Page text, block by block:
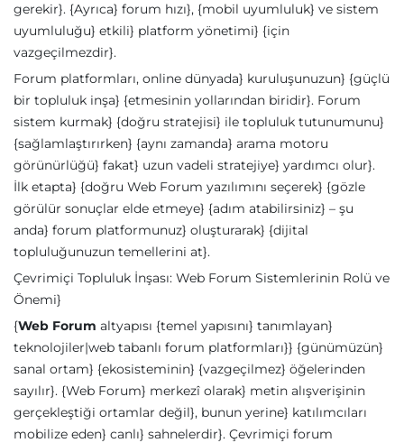
gerekir}. {Ayrıca} forum hızı}, {mobil uyumluluk} ve sistem
uyumluluğu} etkili} platform yönetimi} {için
vazgeçilmezdir}.
Forum platformları, online dünyada} kuruluşunuzun} {güçlü
bir topluluk inşa} {etmesinin yollarından biridir}. Forum
sistem kurmak} {doğru stratejisi} ile topluluk tutunumunu}
{sağlamlaştırırken} {aynı zamanda} arama motoru
görünürlüğü} fakat} uzun vadeli stratejiye} yardımcı olur}.
İlk etapta} {doğru Web Forum yazılımını seçerek} {gözle
görülür sonuçlar elde etmeye} {adım atabilirsiniz} – şu
anda} forum platformunuz} oluşturarak} {dijital
topluluğunuzun temellerini at}.
Çevrimiçi Topluluk İnşası: Web Forum Sistemlerinin Rolü ve
Önemi}
{Web Forum altyapısı {temel yapısını} tanımlayan}
teknolojiler|web tabanlı forum platformları}} {günümüzün}
sanal ortam} {ekosisteminin} {vazgeçilmez} öğelerinden
sayılır}. {Web Forum} merkezî olarak} metin alışverişinin
gerçekleştiği ortamlar değil}, bunun yerine} katılımcıları
mobilize eden} canlı} sahnelerdir}. Çevrimiçi forum